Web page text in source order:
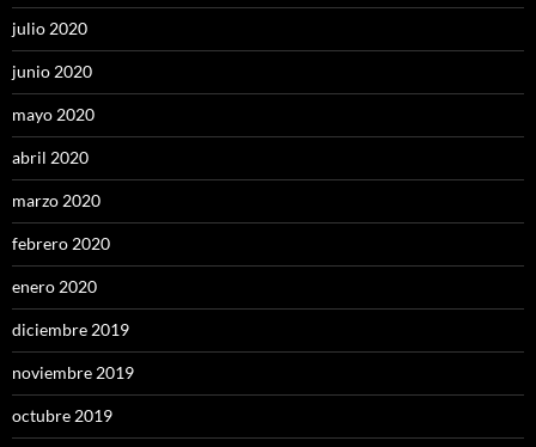
julio 2020
junio 2020
mayo 2020
abril 2020
marzo 2020
febrero 2020
enero 2020
diciembre 2019
noviembre 2019
octubre 2019